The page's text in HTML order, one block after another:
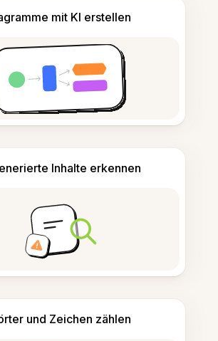
mit KI erstellen
Inhalte erkennen
und Zeichen zählen